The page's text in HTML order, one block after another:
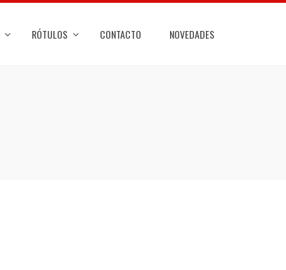
RÓTULOS CONTACTO NOVEDADES